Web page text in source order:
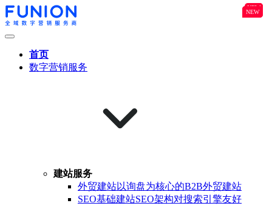
首页
数字营销服务
建站服务
外贸建站
B2B
以询盘为核心的B2B外贸建站
SEO基础建站SEO架构对搜索引擎友好
NEW
NEW
NEW